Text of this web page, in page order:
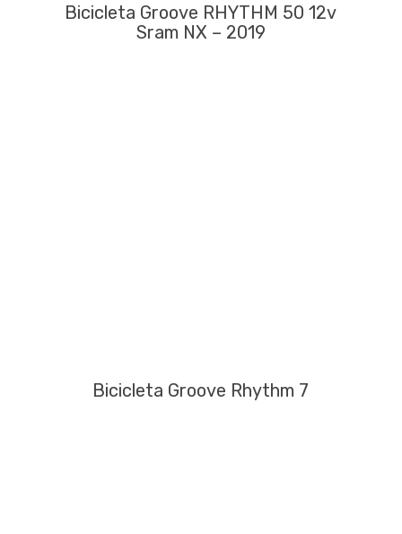
Bicicleta Groove RHYTHM 50 12v
Sram NX – 2019
Bicicleta Groove Rhythm 7